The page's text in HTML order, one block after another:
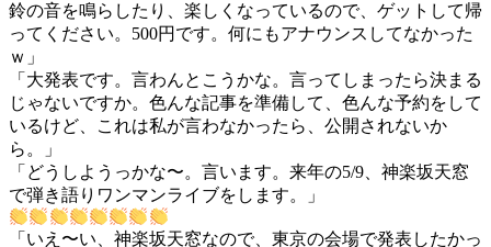
鈴の音を鳴らしたり、楽しくなっているので、ゲットして帰
ってください。500円です。何にもアナウンスしてなかった
ｗ」
「大発表です。言わんとこうかな。言ってしまったら決まる
じゃないですか。色んな記事を準備して、色んな予約をして
いるけど、これは私が言わなかったら、公開されないか
ら。」
「どうしようっかな〜。言います。来年の5/9、神楽坂天窓
で弾き語りワンマンライブをします。」
「いえ〜い、神楽坂天窓なので、東京の会場で発表したかっ